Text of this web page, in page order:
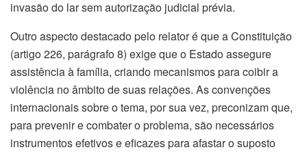
invasão do lar sem autorização judicial prévia.
Outro aspecto destacado pelo relator é que a Constituição
(artigo 226, parágrafo 8) exige que o Estado assegure
assistência à família, criando mecanismos para coibir a
violência no âmbito de suas relações. As convenções
internacionais sobre o tema, por sua vez, preconizam que,
para prevenir e combater o problema, são necessários
instrumentos efetivos e eficazes para afastar o suposto